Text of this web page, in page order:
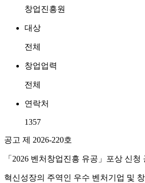
창업진흥원
대상
전체
창업업력
전체
연락처
1357
공고 제 2026-220호
「2026 벤처창업진흥 유공」포상 신청
혁신성장의 주역인 우수 벤처기업 및